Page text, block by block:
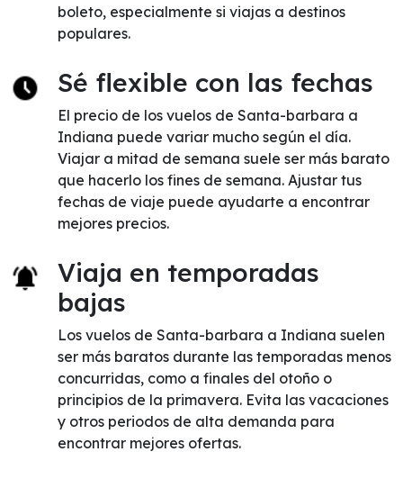
boleto, especialmente si viajas a destinos
populares.
Sé flexible con las fechas
El precio de los vuelos de Santa-barbara a
Indiana puede variar mucho según el día.
Viajar a mitad de semana suele ser más barato
que hacerlo los fines de semana. Ajustar tus
fechas de viaje puede ayudarte a encontrar
mejores precios.
Viaja en temporadas
bajas
Los vuelos de Santa-barbara a Indiana suelen
ser más baratos durante las temporadas menos
concurridas, como a finales del otoño o
principios de la primavera. Evita las vacaciones
y otros periodos de alta demanda para
encontrar mejores ofertas.